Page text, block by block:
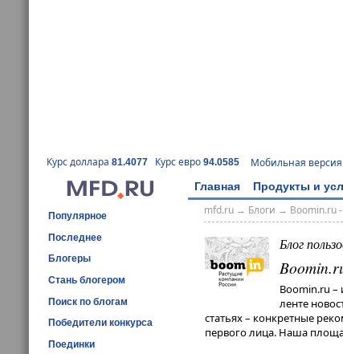
Курс доллара 81.4077 Курс евро 94.0585 Мобильная версия
Главная Продукты и
Популярное
Последнее
Блогеры
Стань блогером
Поиск по блогам
Победители конкурса
Поединки
mfd.ru→ Блоги → Boomin.ru
Блог
Boomin.ru –
ленте
статьях – конкретные
первого лица. Наша